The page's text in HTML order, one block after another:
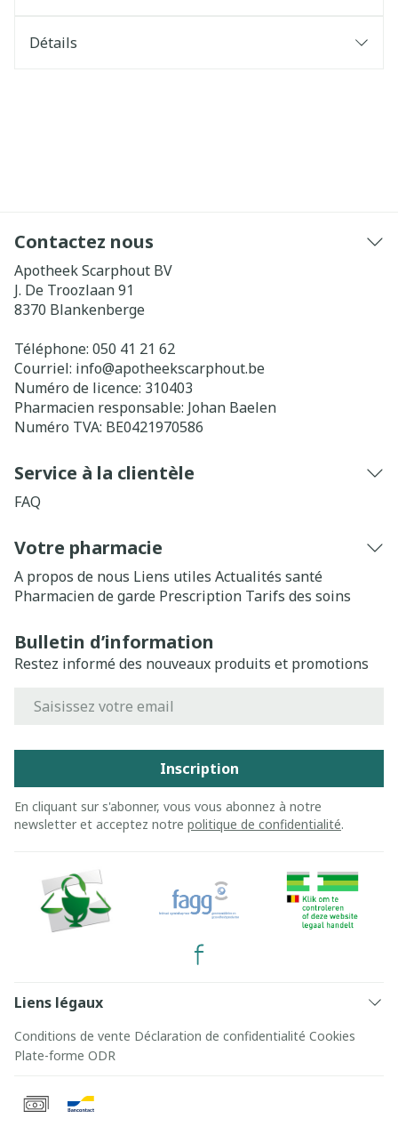
Détails
Contactez nous
Apotheek Scarphout BV
J. De Troozlaan 91
8370 Blankenberge
Téléphone: 050 41 21 62
Courriel: info@apotheekscarphout.be
Numéro de licence: 310403
Pharmacien responsable: Johan Baelen
Numéro TVA: BE0421970586
Service à la clientèle
FAQ
Votre pharmacie
A propos de nous Liens utiles Actualités santé
Pharmacien de garde Prescription Tarifs des soins
Bulletin d’information
Restez informé des nouveaux produits et promotions
Inscription
En cliquant sur s'abonner, vous vous abonnez à notre
newsletter et acceptez notre politique de confidentialité.
Liens légaux
Conditions de vente Déclaration de confidentialité Cookies
Plate-forme ODR